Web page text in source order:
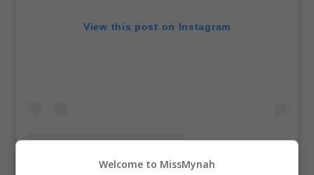
View this post on Instagram
Welcome to MissMynah